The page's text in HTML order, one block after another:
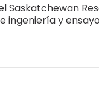
Saskatchewan
ingeniería y